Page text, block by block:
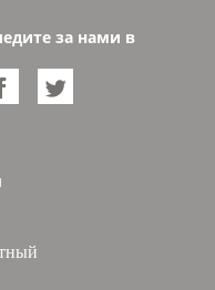
за нами в
